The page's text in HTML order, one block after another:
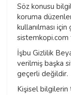
Söz konusu
koruma
kullanılması
sistemkopi.com
İşbu Gizlilik
verilmiş başka
geçerli değildir.
Kişisel bilgilerin